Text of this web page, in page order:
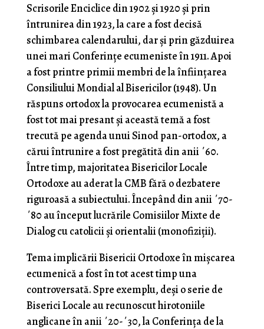
Scrisorile Enciclice din 1902 și 1920 și prin
întrunirea din 1923, la care a fost decisă
schimbarea calendarului, dar și prin găzduirea
unei mari Conferințe ecumeniste în 1911. Apoi
a fost printre primii membri de la înființarea
Consiliului Mondial al Bisericilor (1948). Un
răspuns ortodox la provocarea ecumenistă a
fost tot mai presant și această temă a fost
trecută pe agenda unui Sinod pan-ortodox, a
cărui întrunire a fost pregătită din anii ΄60.
Între timp, majoritatea Bisericilor Locale
Ortodoxe au aderat la CMB fără o dezbatere
riguroasă a subiectului. Începând din anii ΄70-
΄80 au început lucrările Comisiilor Mixte de
Dialog cu catolicii și orientalii (monofiziții).
Tema implicării Bisericii Ortodoxe în mișcarea
ecumenică a fost în tot acest timp una
controversată. Spre exemplu, deși o serie de
Biserici Locale au recunoscut hirotoniile
anglicane în anii ΄20-΄30, la Conferința de la